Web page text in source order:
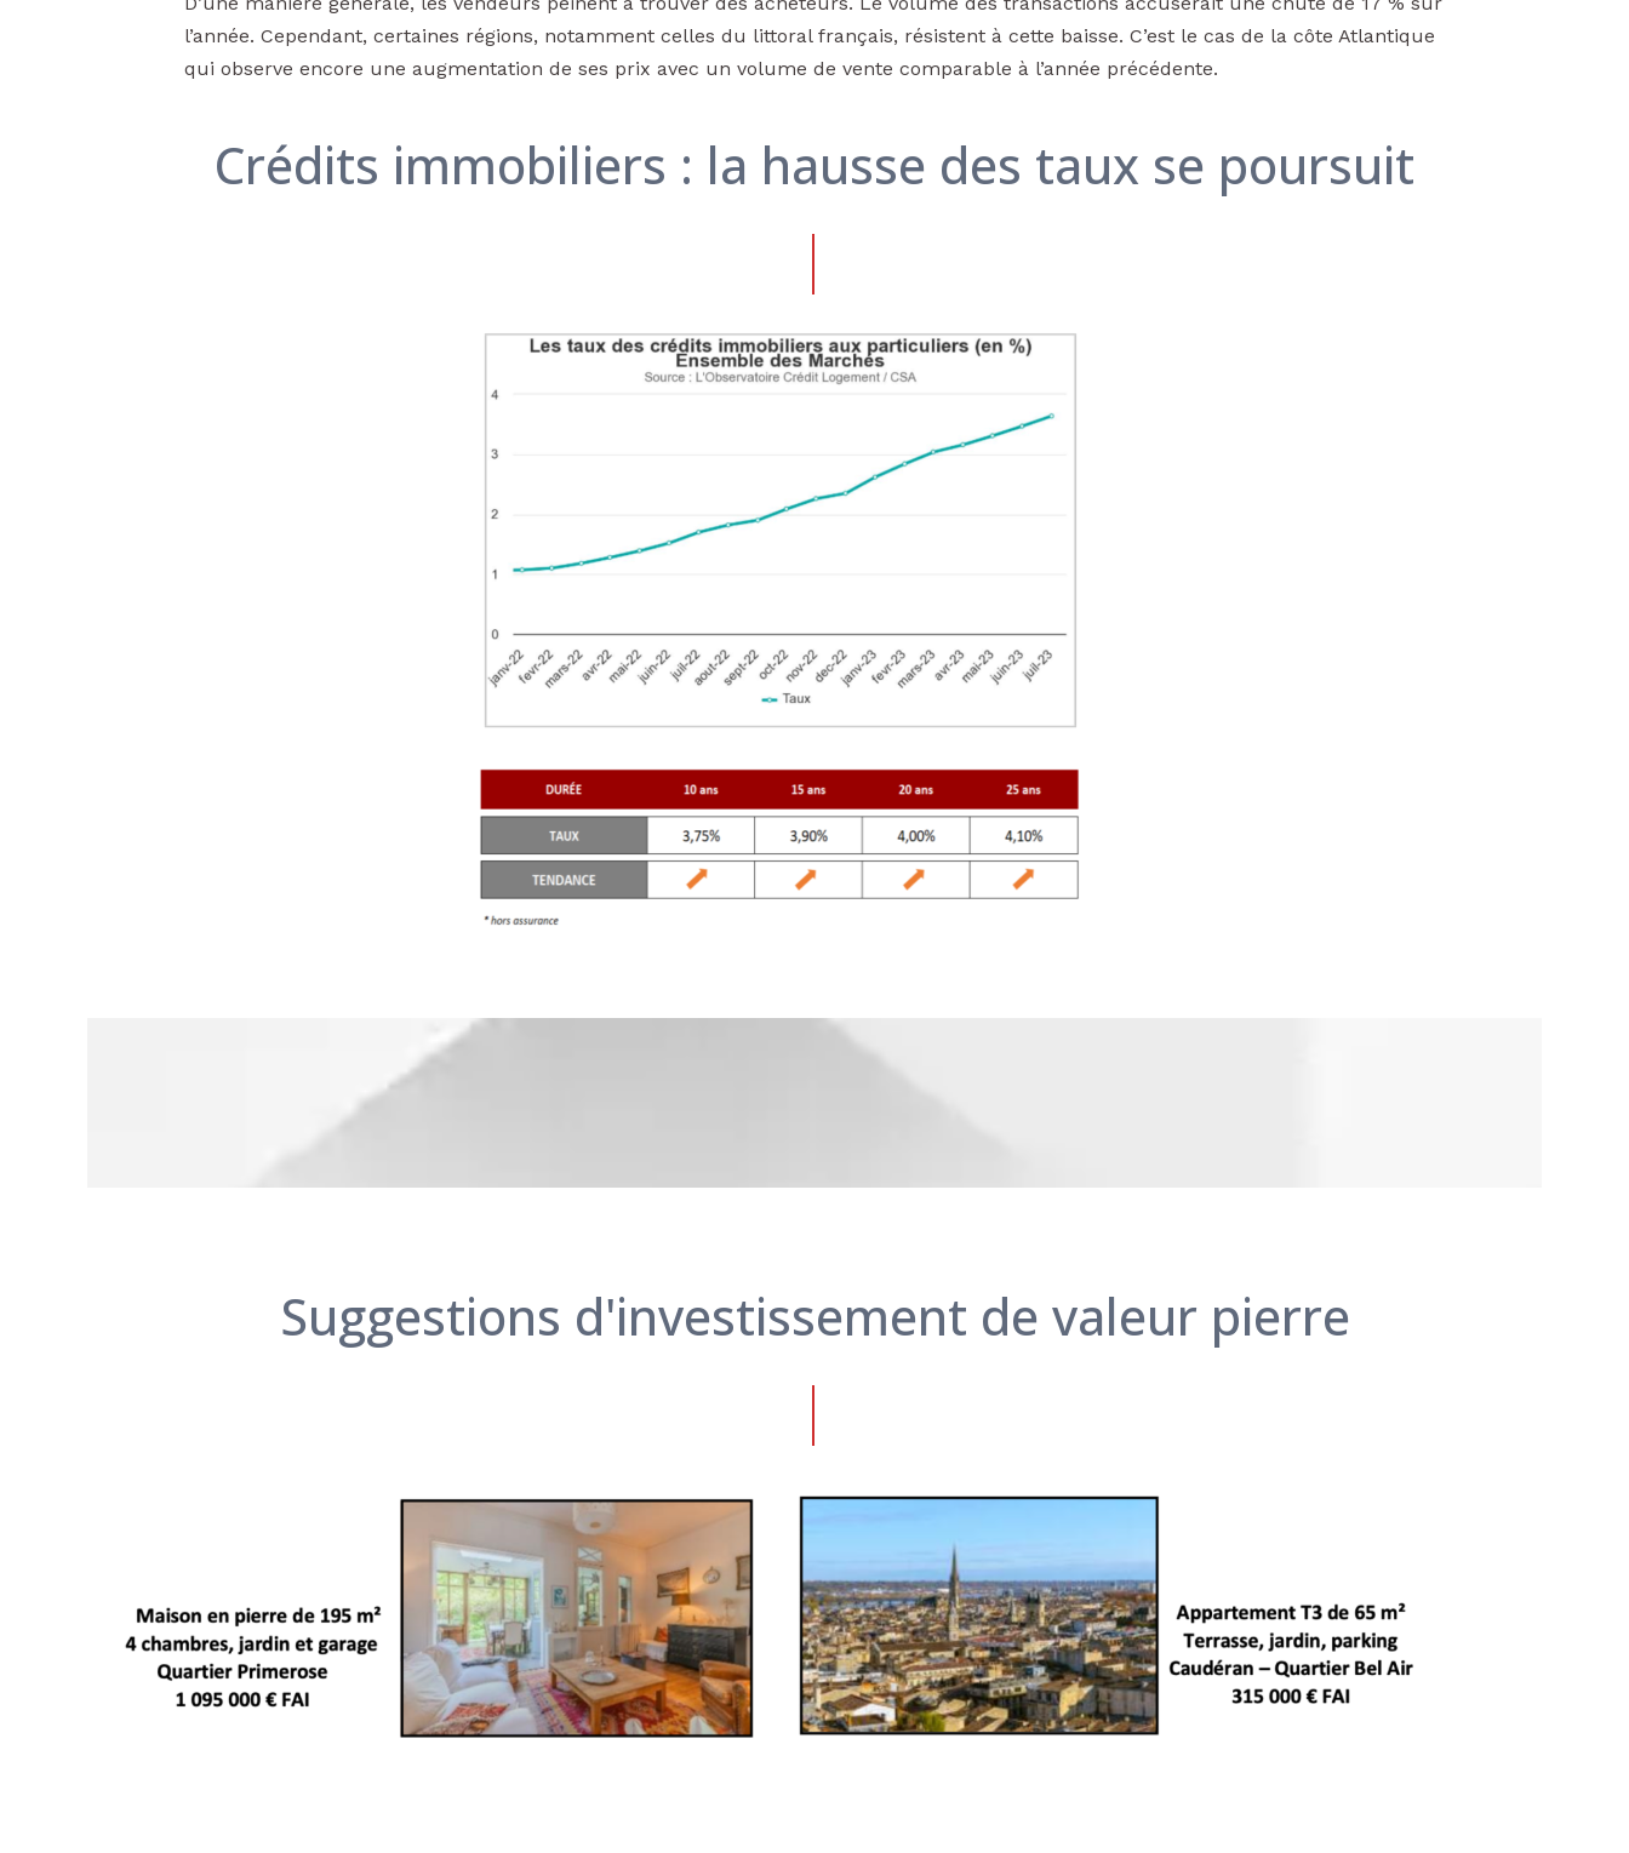
l’année. Cependant, certaines régions, notamment celles du littoral français, résistent à cette baisse. C’est le cas de la côte Atlantique
qui observe encore une augmentation de ses prix avec un volume de vente comparable à l’année précédente.
Crédits immobiliers : la hausse des taux se poursuit
Suggestions d'investissement de valeur pierre